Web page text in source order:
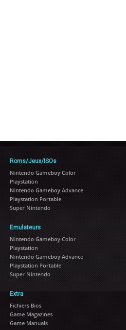
Roms/Jeux/ISOs
Nintendo Gameboy Color
Playstation
Nintendo Gameboy Advance
Playstation Portable
Super Nintendo
Emulateurs
Nintendo Gameboy Color
Playstation
Nintendo Gameboy Advance
Playstation Portable
Super Nintendo
Extra
Fichiers Bios
Game Magazines
Game Manuals